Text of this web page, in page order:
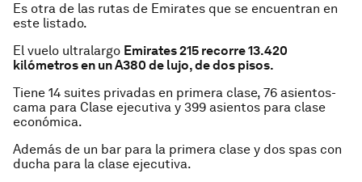
Es otra de las rutas de Emirates que se encuentran en
este listado.
El vuelo ultralargo Emirates 215 recorre 13.420
kilómetros en un A380 de lujo, de dos pisos.
Tiene 14 suites privadas en primera clase, 76 asientos-
cama para Clase ejecutiva y 399 asientos para clase
económica.
Además de un bar para la primera clase y dos spas con
ducha para la clase ejecutiva.